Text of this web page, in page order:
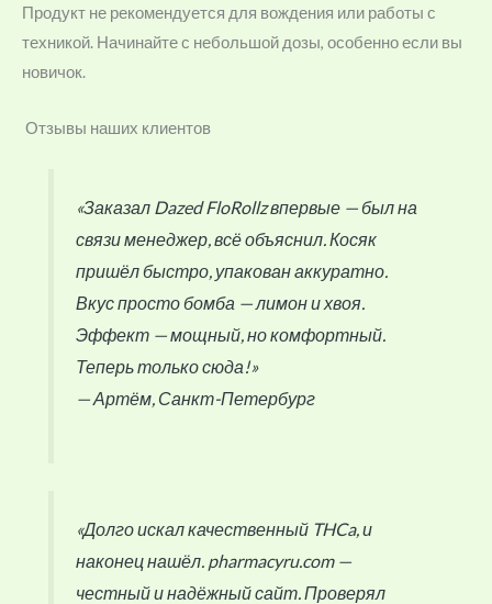
Продукт не рекомендуется для вождения или работы с
техникой. Начинайте с небольшой дозы, особенно если вы
новичок.
Отзывы наших клиентов
«Заказал Dazed FloRollz впервые — был на
связи менеджер, всё объяснил. Косяк
пришёл быстро, упакован аккуратно.
Вкус просто бомба — лимон и хвоя.
Эффект — мощный, но комфортный.
Теперь только сюда!»
— Артём, Санкт-Петербург
«Долго искал качественный THCa, и
наконец нашёл. pharmacyru.com —
честный и надёжный сайт. Проверял